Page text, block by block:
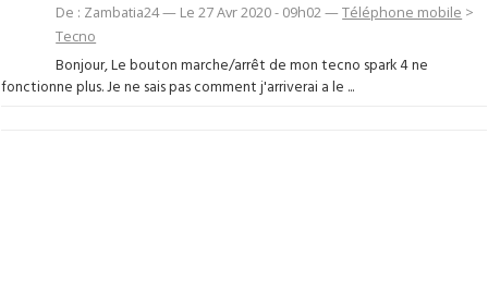
De : Zambatia24 — Le 27 Avr 2020 - 09h02 —Téléphone mobile >
Tecno
Bonjour, Le bouton marche/arrêt de mon tecno spark 4 ne
fonctionne plus. Je ne sais pas comment j'arriverai a le ...